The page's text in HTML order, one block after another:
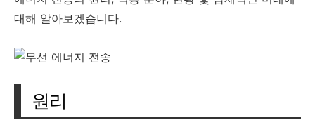
대해 알아보겠습니다.
원리